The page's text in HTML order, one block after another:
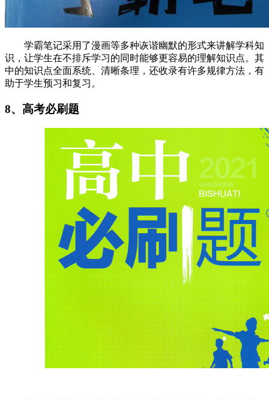
学霸笔记采用了漫画等多种诙谐幽默的形式来讲解学科知
识，让学生在不排斥学习的同时能够更容易的理解知识点。其
中的知识点全面系统、清晰条理，还收录有许多规律方法，有
助于学生预习和复习。
8、高考必刷题